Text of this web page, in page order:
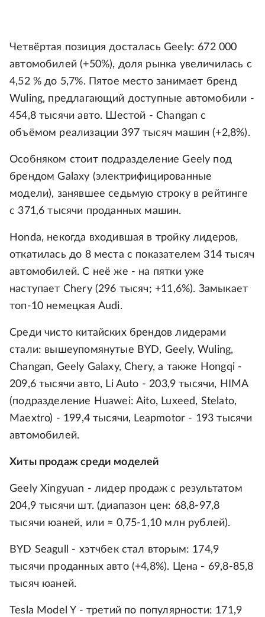
Четвёртая позиция досталась Geely: 672 000
автомобилей (+50%), доля рынка увеличилась с
4,52 % до 5,7%. Пятое место занимает бренд
Wuling, предлагающий доступные автомобили -
454,8 тысячи авто. Шестой - Changan с
объёмом реализации 397 тысяч машин (+2,8%).
Особняком стоит подразделение Geely под
брендом Galaxy (электрифицированные
модели), занявшее седьмую строку в рейтинге
с 371,6 тысячи проданных машин.
Honda, некогда входившая в тройку лидеров,
откатилась до 8 места с показателем 314 тысяч
автомобилей. С неё же - на пятки уже
наступает Chery (296 тысяч; +11,6%). Замыкает
топ-10 немецкая Audi.
Среди чисто китайских брендов лидерами
стали: вышеупомянутые BYD, Geely, Wuling,
Changan, Geely Galaxy, Chery, а также Hongqi -
209,6 тысячи авто, Li Auto - 203,9 тысячи, HIMA
(подразделение Huawei: Aito, Luxeed, Stelato,
Maextro) - 199,4 тысячи, Leapmotor - 193 тысячи
автомобилей.
Хиты продаж среди моделей
Geely Xingyuan - лидер продаж с результатом
204,9 тысячи шт. (диапазон цен: 68,8-97,8
тысячи юаней, или ≈ 0,75-1,10 млн рублей).
BYD Seagull - хэтчбек стал вторым: 174,9
тысячи проданных авто (+4,8%). Цена - 69,8-85,8
тысяч юаней.
Tesla Model Y - третий по популярности: 171,9